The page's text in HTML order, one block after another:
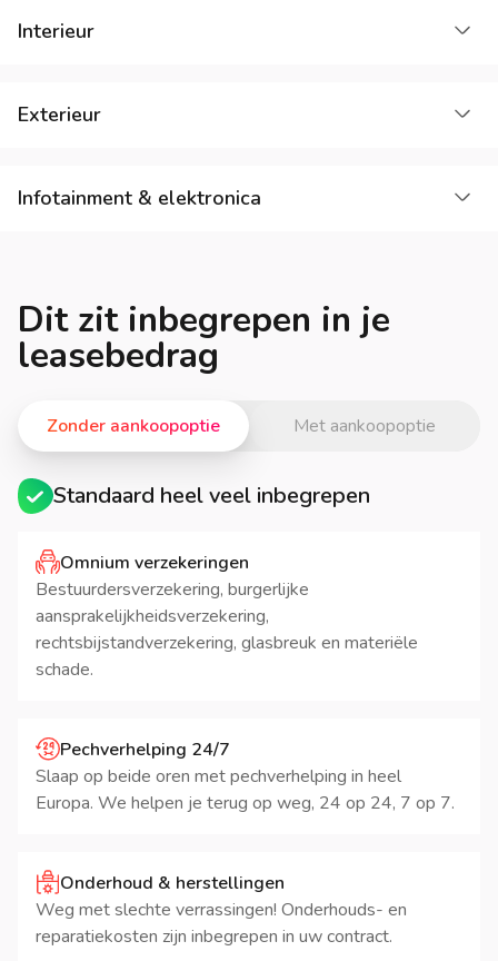
Interieur
Exterieur
Infotainment & elektronica
Dit zit inbegrepen in je
leasebedrag
Met aankoopoptie
Zonder aankoopoptie
Standaard heel veel inbegrepen
Omnium verzekeringen
Bestuurdersverzekering, burgerlijke
aansprakelijkheidsverzekering,
rechtsbijstandverzekering, glasbreuk en materiële
schade.
Pechverhelping 24/7
Slaap op beide oren met pechverhelping in heel
Europa. We helpen je terug op weg, 24 op 24, 7 op 7.
Onderhoud & herstellingen
Weg met slechte verrassingen! Onderhouds- en
reparatiekosten zijn inbegrepen in uw contract.